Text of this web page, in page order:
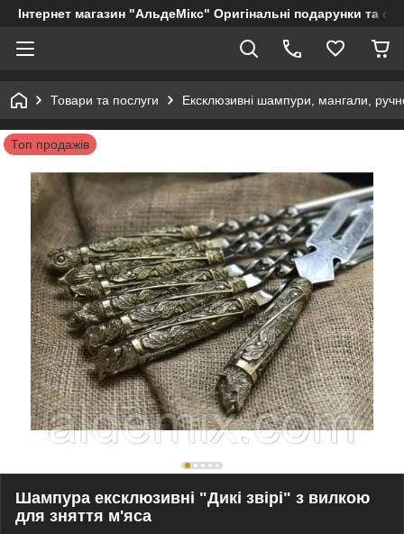
Інтернет магазин "АльдеМікс" Оригінальні подарунки та
Товари та послуги Ексклюзивні шампури, мангали,
Топ продажів
Шампура ексклюзивні "Дикі звірі" з вилкою
для зняття м'яса